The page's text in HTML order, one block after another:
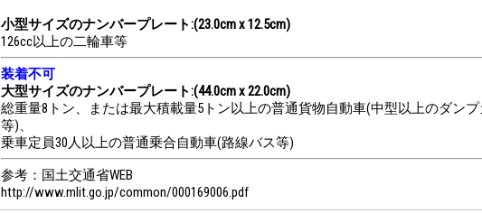
小型サイズのナンバープレート:(23.0cm x 12.5cm)
126cc以上の二輪車等
装着不可
大型サイズのナンバープレート:(44.0cm x 22.0cm)
総重量8トン、または最大積載量5トン以上の普通貨物自動車(中型以上のダン
等)、
乗車定員30人以上の普通乗合自動車(路線バス等)
参考：国土交通省WEB
http://www.mlit.go.jp/common/000169006.pdf